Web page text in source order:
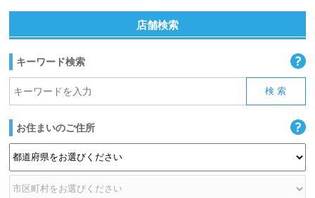
店舗検索
キーワード検索
お住まいのご住所